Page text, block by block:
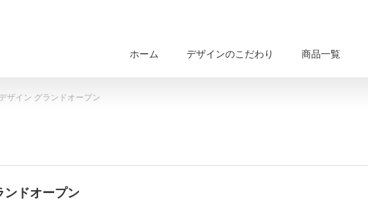
ホーム デザインのこだわり 商品一覧
ザイン グランドオープン
ンドオープン